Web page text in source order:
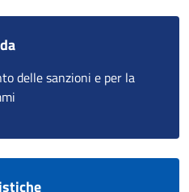
delle sanzioni e per la